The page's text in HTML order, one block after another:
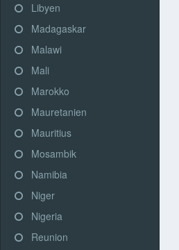
Libyen
Madagaskar
Malawi
Mali
Marokko
Mauretanien
Mauritius
Mosambik
Namibia
Niger
Nigeria
Reunion